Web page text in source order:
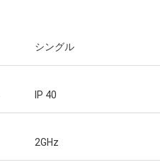
シングル
IP 40
2GHz